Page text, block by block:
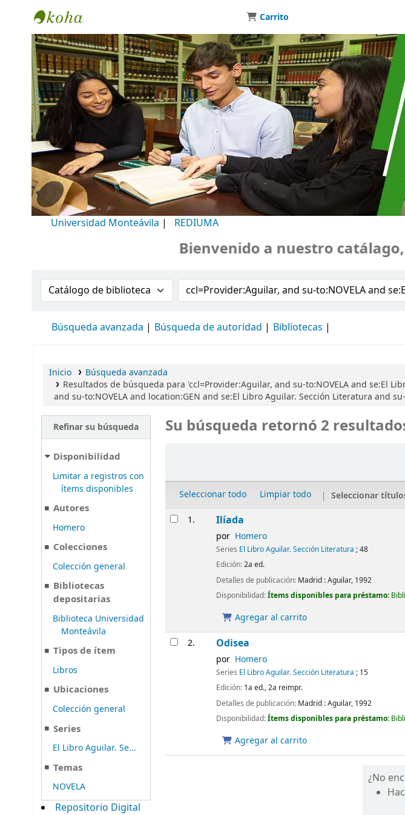
Biblioteca Universidad Monteávila
Carrito
Universidad Monteávila | REDIUMA
Bienvenido a nuestro catálago,
Buscar en el catálogo por:Buscar en el catálogo
Búsqueda avanzada Búsqueda de autoridad Bibliotecas
Inicio
Búsqueda avanzada
Resultados de búsqueda para 'ccl=Provider:Aguilar, and su-to:NOVELA and se:El
and su-to:NOVELA and location:GEN and se:El Libro Aguilar. Sección Literatura and
Refinar su búsqueda
Disponibilidad
Limitar a registros con
ítems disponibles
Autores
Homero
Colecciones
Colección general
Bibliotecas
depositarias
Biblioteca Universidad
Monteávila
Tipos de ítem
Libros
Ubicaciones
Colección general
Series
El Libro Aguilar. Se...
Temas
NOVELA
Repositorio Digital
Su búsqueda retornó 2
Seleccionar todo Limpiar todo Seleccionar
Resultados
1. Ilíada
por Homero
Series El Libro Aguilar. Sección Literatura ; 48
Edición:2a ed.
Detalles de publicación: Madrid :Aguilar, 1992
Disponibilidad:Ítems disponibles para préstamo:
Agregar al carrito
2. Odisea
por Homero
Series El Libro Aguilar. Sección Literatura ; 15
Edición: 1a ed., 2a reimpr.
Detalles de publicación: Madrid :Aguilar, 1992
Disponibilidad:Ítems disponibles para préstamo:
Agregar al carrito
¿No